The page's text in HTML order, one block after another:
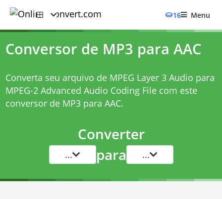
16 Menu
Conversor de MP3 para AAC
Converta seu arquivo de MPEG Layer 3 Audio para
MPEG-2 Advanced Audio Coding File com este
conversor de MP3 para AAC.
Converter
... para ...